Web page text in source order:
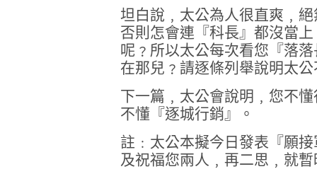
坦白說﹐太公為人很直爽﹐
否則怎會連『科長』都沒當
呢﹖所以太公每次看您『落
在那兒﹖請逐條列舉說明太
下一篇﹐太公會說明﹐您不
不懂『逐城行銷』。
註﹕太公本擬今日發表『願
及祝福您兩人﹐再二思﹐就